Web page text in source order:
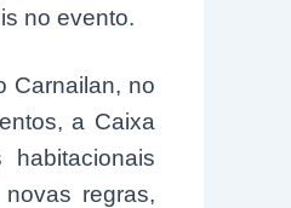
no evento.
Carnailan, no
a Caixa
regras,